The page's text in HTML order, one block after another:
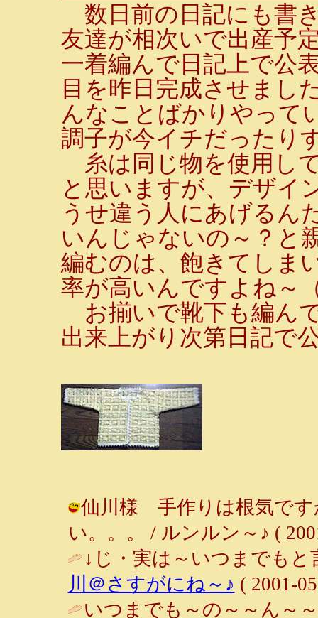
数日前の日記にも書
友達が相次いで出産予
一着編んで日記上で公
目を昨日完成させまし
んなことばかりやって
調子が今イチだったり
糸は同じ物を使用し
と思いますが、デザイ
うせ違う人にあげるん
いんじゃないの～？と
編むのは、飽きてしま
率が高いんですよね～
お揃いで靴下も編ん
出来上がり次第日記で
仙川様 手作りは根気です
い。。。 / ルンルン～♪ (
↓じ・実は～いつまでも
川＠さすがにね～♪ ( 2001-
いつまでも～の～～ん～